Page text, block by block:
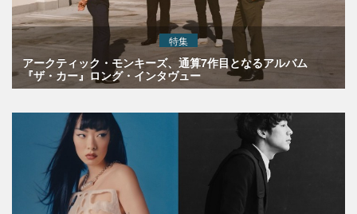
特集
アークティック・モンキーズ、通算7作目となるアルバム
『ザ・カー』ロング・インタヴュー